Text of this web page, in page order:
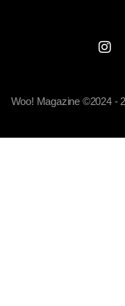
Woo! Magazine ©2024 -